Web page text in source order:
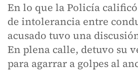
En lo que la Policía
de intolerancia entre
acusado tuvo una
En plena calle, detuvo su
para agarrar a golpes al